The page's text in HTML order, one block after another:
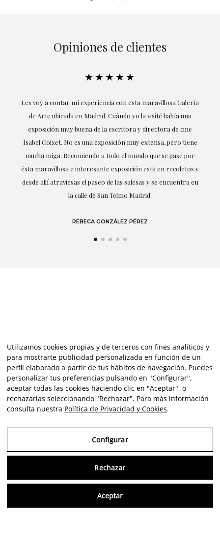
Opiniones de clientes
★★★★★
Excepcional. María me ha acompañado en todo momento en
la obtención de la obra y desde el inicio ha sabido entender
mis gustos y necesidades, la cercanía, la empatía y la
profesionalidad han estado presentes en cada momento,
destacando (por supuesto) el amor y conocimiento sobre lo
que habla: el arte.
LAURA GUTIÉRREZ
Utilizamos cookies propias y de terceros con fines analíticos y
para mostrarte publicidad personalizada en función de un
perfil elaborado a partir de tus hábitos de navegación. Puedes
personalizar tus preferencias pulsando en "Configurar",
aceptar todas las cookies haciendo clic en "Aceptar", o
rechazarlas seleccionando "Rechazar". Para más información
consulta nuestra Política de Privacidad y Cookies.
Configurar
Rechazar
Aceptar